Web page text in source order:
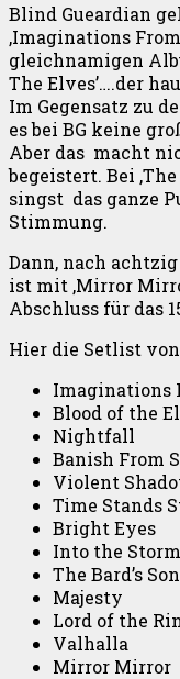
Blind Gueardian
‚Imaginations
gleichnamigen
The Elves’….der
Im Gegensatz zu
es bei BG keine
Aber das macht
begeistert. Bei ‚The
singst das ganze
Stimmung.
Dann, nach
ist mit ‚Mirror
Abschluss für das
Hier die Setlist
Imaginations
Blood of the
Nightfall
Banish From
Violent
Time Stands
Bright Eyes
Into the Storm
The Bard’s
Majesty
Lord of the
Valhalla
Mirror Mirror